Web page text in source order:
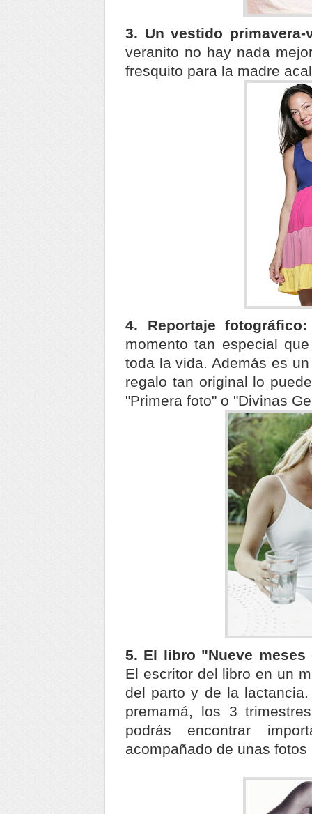
3. Un vestido primavera-
veranito no hay nada
fresquito para la madre
4. Reportaje fotográfico:
momento tan especial
toda la vida. Además es
regalo tan original lo
"Primera foto" o "Divinas
5. El libro "Nueve
El escritor del libro en un
del parto y de la
premamá, los 3
podrás encontrar
acompañado de unas